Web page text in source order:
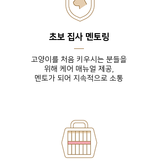
초보 집사 멘토링
고양이를 처음 키우시는 분들을
위해 케어 매뉴얼 제공,
​멘토가 되어 지속적으로 소통